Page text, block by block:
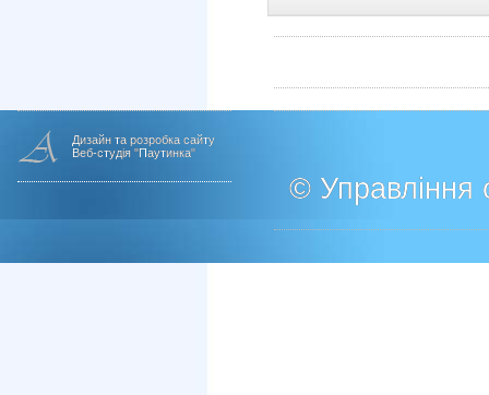
Дизайн та розробка сайту
Веб-студія "Паутинка"
© Управління